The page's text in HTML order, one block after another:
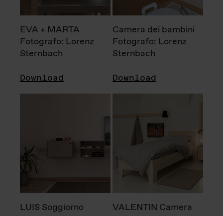
EVA + MARTA
Fotografo: Lorenz
Sternbach
Download
Camera dei bambini
Fotografo: Lorenz
Sternbach
Download
LUIS Soggiorno
VALENTIN Camera